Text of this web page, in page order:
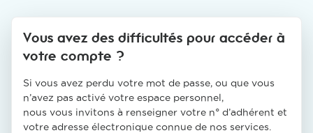
Vous avez des difficultés pour accéder à
votre compte ?
Si vous avez perdu votre mot de passe, ou que vous
n’avez pas activé votre espace personnel,
nous vous invitons à renseigner votre n° d’adhérent et
votre adresse électronique connue de nos services.